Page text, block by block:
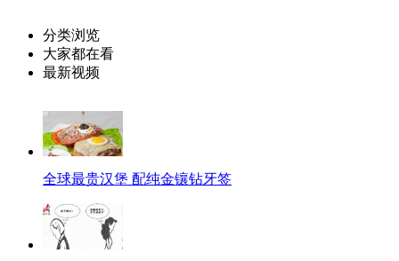
分类浏览
大家都在看
最新视频
全球最贵汉堡 配纯金镶钻牙签